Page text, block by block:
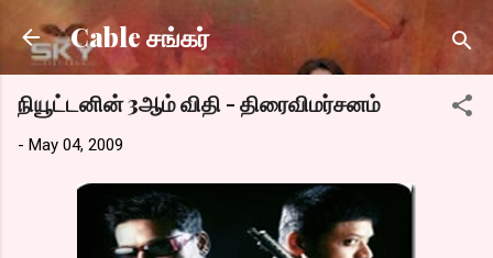
Skip to main content
Cable சங்கர்
நியூட்டனின் 3ஆம் விதி - திரைவிமர்சனம்
- May 04, 2009